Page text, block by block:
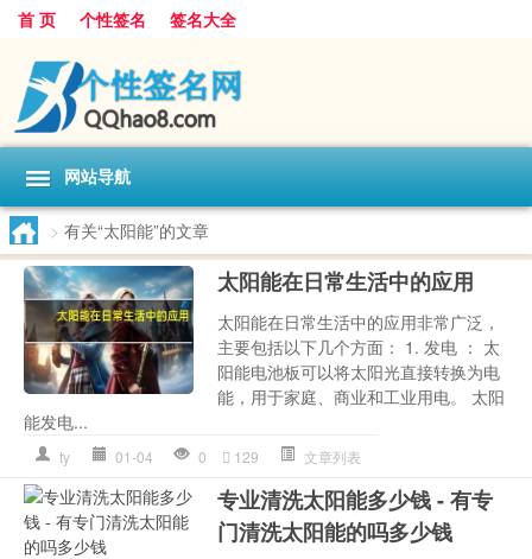
首 页 个性签名 签名大全
网站导航
> 有关“太阳能”的文章
太阳能在日常生活中的应用
太阳能在日常生活中的应用非常广泛，
主要包括以下几个方面： 1. 发电 ： 太
阳能电池板可以将太阳光直接转换为电
能，用于家庭、商业和工业用电。 太阳
能发电...
ty 01-04 0 129 文章列表
专业清洗太阳能多少钱 - 有专
门清洗太阳能的吗多少钱